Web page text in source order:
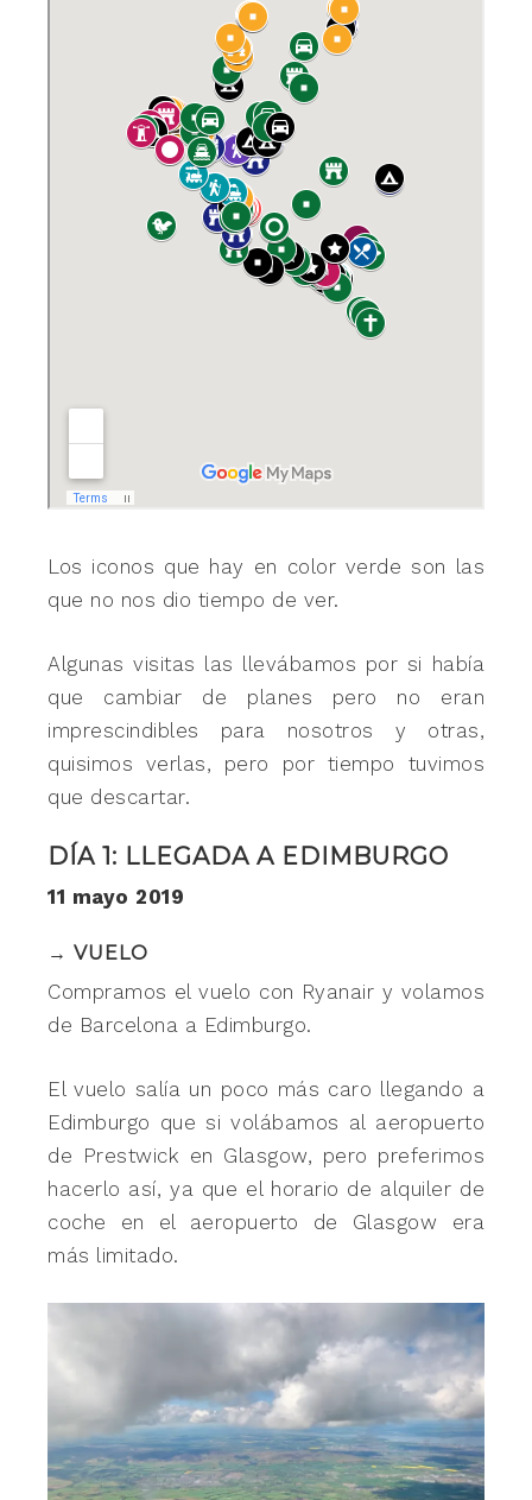
Los iconos que hay en color verde son las
que no nos dio tiempo de ver.
Algunas visitas las llevábamos por si había
que cambiar de planes pero no eran
imprescindibles para nosotros y otras,
quisimos verlas, pero por tiempo tuvimos
que descartar.
DÍA 1: LLEGADA A EDIMBURGO
11 mayo 2019
→ VUELO
Compramos el vuelo con Ryanair y volamos
de Barcelona a Edimburgo.
El vuelo salía un poco más caro llegando a
Edimburgo que si volábamos al aeropuerto
de Prestwick en Glasgow, pero preferimos
hacerlo así, ya que el horario de alquiler de
coche en el aeropuerto de Glasgow era
más limitado.